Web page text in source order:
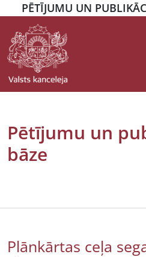
PĒTĪJUMU UN
Pētījumu un
bāze
Plānkārtas ceļa